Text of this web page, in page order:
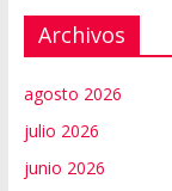
Archivos
agosto 2026
julio 2026
junio 2026